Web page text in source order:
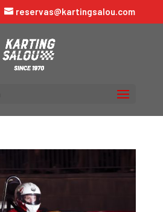
reservas@kartingsalou.com